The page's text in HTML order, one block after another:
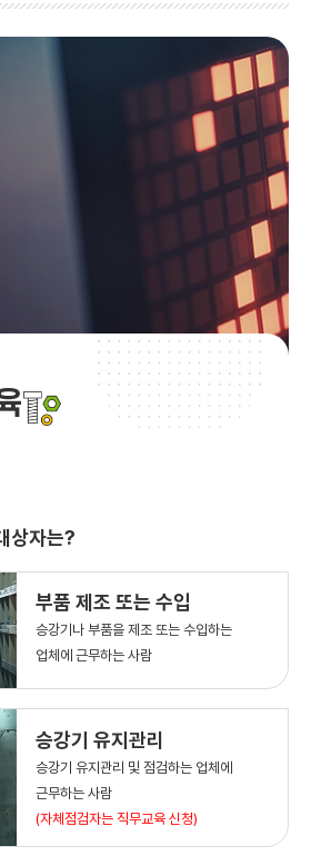
상자는?
부품 제조 또는 수입
승강기나 부품을 제조 또는 수입하는
업체에 근무하는 사람
승강기 유지관리
승강기 유지관리 및 점검하는 업체에
근무하는 사람
(자체점검자는 직무교육 신청)